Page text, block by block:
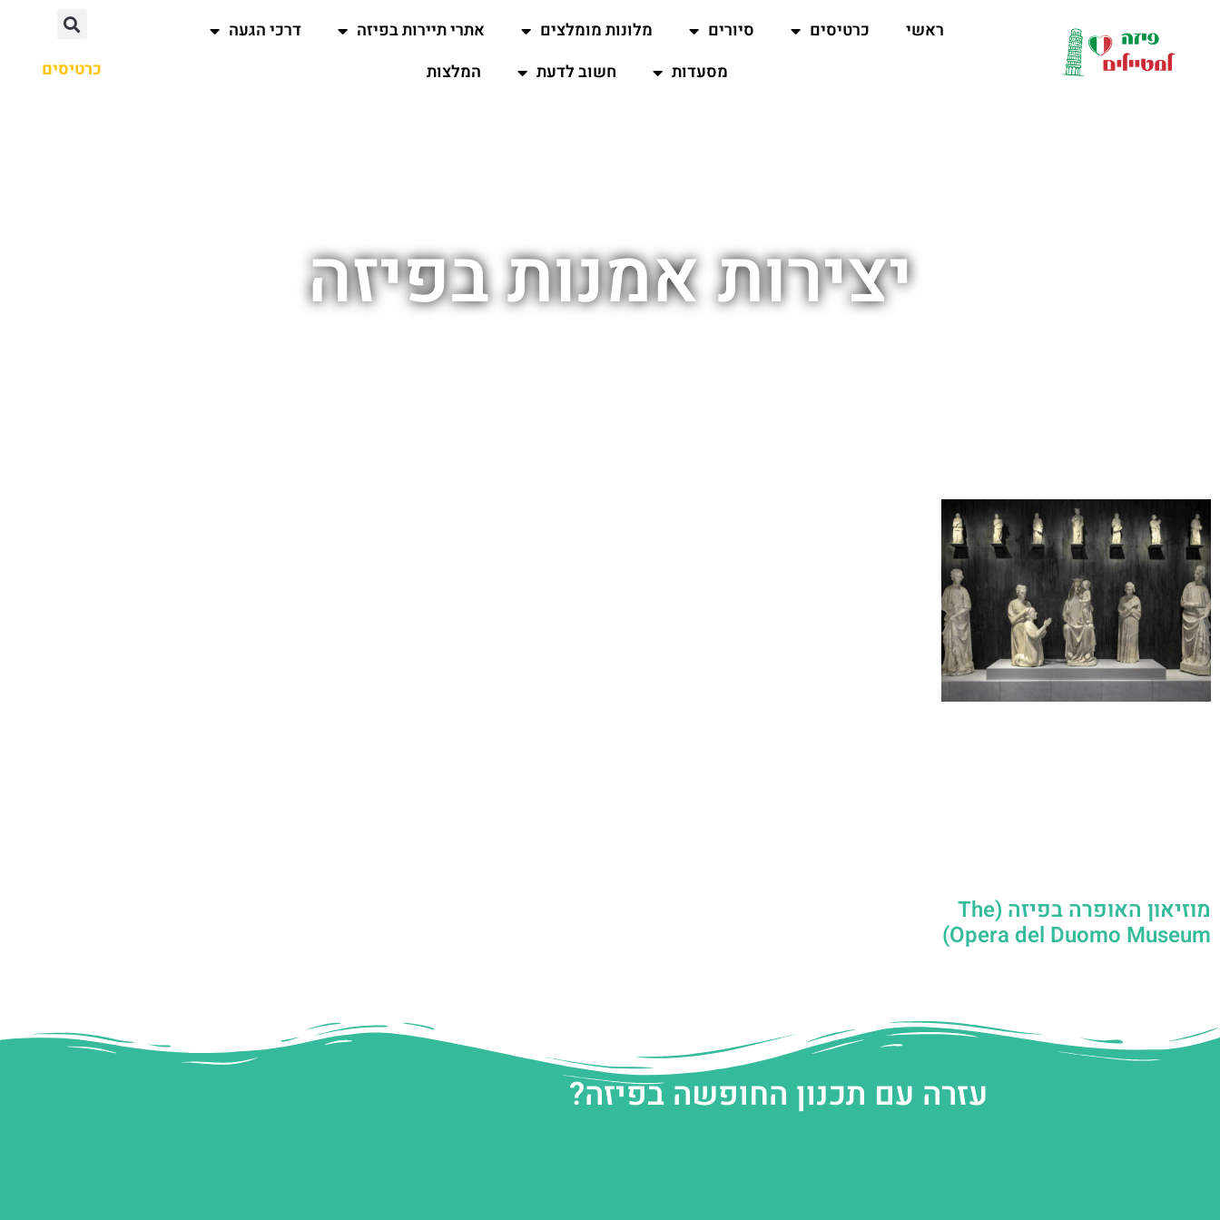
ראשי כרטיסים סיורים מלונות מומלצים אתרי תיירות בפיזה
דרכי הגעה
מסעדות
חשוב לדעת המלצות כרטיסים
יצירות אמנות בפיזה
מוזיאון האופרה בפיזה (The
Opera del Duomo Museum)
עזרה עם תכנון החופשה בפיזה?